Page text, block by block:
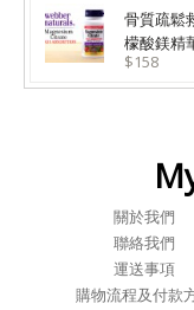
骨質疏鬆
檬酸鎂精
$158
關於我們
聯絡我們
運送事項
購物流程及付款